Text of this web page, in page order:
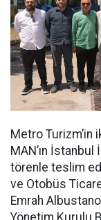
Metro Turizm’in
MAN’ın
törenle teslim
ve Otobüs
Emrah
Yönetim Kurulu